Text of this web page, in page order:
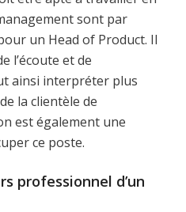
sont par
un Head of Product. Il
l’écoute et de
ainsi interpréter plus
la clientèle de
est également une
ce poste.
professionnel d’un